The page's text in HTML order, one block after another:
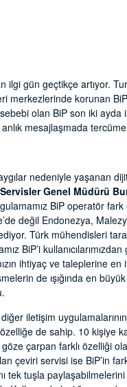
ilgi gün geçtikçe artıyor.
merkezlerinde korunan
olan BiP son iki ayda
mesajlaşmada tercüme
nedeniyle yaşanan
Genel Müdürü
BiP operatör
değil Endonezya,
Türk mühendisleri
BiP’i
ihtiyaç ve taleplerine
de ışığında en
iletişim
de sahip. 10 kişiye
çarpan farklı özelliği
çeviri servisi ise BiP’in
tek tuşla